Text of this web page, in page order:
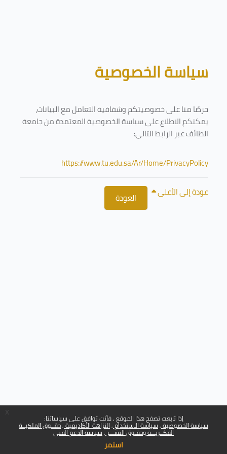
إذا تابعت تصفح هذا الموقع ، فأنت توافق على سياساتنا:
سياسة الخصوصية سياسة الاستخدام النزاهة الأكاديمية حقــوق الملكيــة
الفكــريـــة وحقـوق النشـــر سياسة الدعم الفني
استمر
الكتل
سياسة الخصوصية
حرصًا منا على خصوصيتكم وشفافية التعامل مع البيانات،
يمكنكم الاطلاع على سياسة الخصوصية المعتمدة من جامعة
الطائف عبر الرابط التالي:
https://www.tu.edu.sa/Ar/Home/PrivacyPolicy
العودة عودة إلى الأعلى